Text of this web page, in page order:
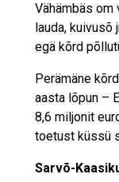
Vähämbäs om
lauda, kuivusõ
egä kõrd
Perämäne
aasta lõpun –
8,6 miljonit
toetust küssü
Sarvõ-